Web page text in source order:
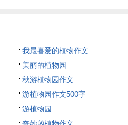
我最喜爱的植物作文
美丽的植物园
秋游植物园作文
游植物园作文500字
游植物园
奇妙的植物作文